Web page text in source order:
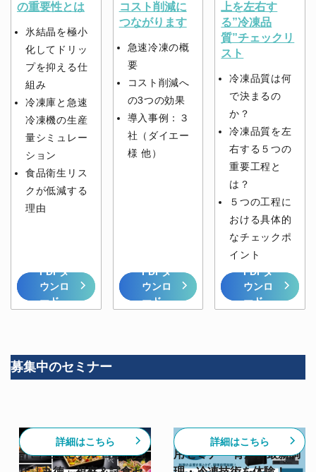
の重要性とは
氷結晶を極小
化してドリッ
プを抑える仕
組み
冷凍庫と急速
冷凍機の生産
量シミュレー
ション
食品衛生リス
クが低減する
理由
PDFダ
ウンロ
ード
コスト削減に
つながります
急速冷凍の概
要
コスト削減へ
の3つの効果
導入事例：３
社（ダイエー
様 他）
PDFダ
ウンロ
ード
上を左右す
る”冷凍品
質”チェックリ
スト
冷凍品質は何
で決まるの
か？
冷凍品質を左
右する５つの
重要工程と
は？
５つの工程に
おける具体的
なチェックポ
イント
PDFダ
ウンロ
ード
募集中のセミナー
【6/30開催】高級割烹の
計画生産モデル 日本料理
詳細はこちら
【スチコン✕急速冷凍活
用セミナー 青森】最新調
詳細はこちら